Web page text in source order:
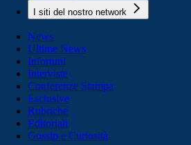
I siti del nostro network
News
Ultime News
Infortuni
Interviste
Conferenze Stampa
Esclusive
Rubriche
Editoriali
Gossip e Curiosità